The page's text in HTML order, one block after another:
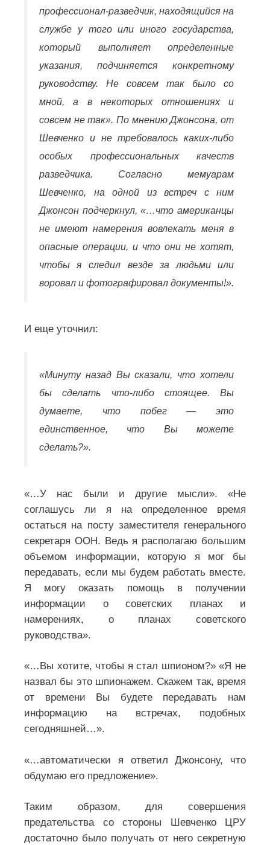
профессионал-разведчик, находящийся на
службе у того или иного государства,
который выполняет определенные
указания, подчиняется конкретному
руководству. Не совсем так было со
мной, а в некоторых отношениях и
совсем не так». По мнению Джонсона, от
Шевченко и не требовалось каких-либо
особых профессиональных качеств
разведчика. Согласно мемуарам
Шевченко, на одной из встреч с ним
Джонсон подчеркнул, «…что американцы
не имеют намерения вовлекать меня в
опасные операции, и что они не хотят,
чтобы я следил везде за людьми или
воровал и фотографировал документы!».
И еще уточнил:
«Минуту назад Вы сказали, что хотели
бы сделать что-либо стоящее. Вы
думаете, что побег — это
единственное, что Вы можете
сделать?».
«…У нас были и другие мысли». «Не
соглашусь ли я на определенное время
остаться на посту заместителя генерального
секретаря ООН. Ведь я располагаю большим
объемом информации, которую я мог бы
передавать, если мы будем работать вместе.
Я могу оказать помощь в получении
информации о советских планах и
намерениях, о планах советского
руководства».
«…Вы хотите, чтобы я стал шпионом?» «Я не
назвал бы это шпионажем. Скажем так, время
от времени Вы будете передавать нам
информацию на встречах, подобных
сегодняшней…».
«…автоматически я ответил Джонсону, что
обдумаю его предложение».
Таким образом, для совершения
предательства со стороны Шевченко ЦРУ
достаточно было получать от него секретную